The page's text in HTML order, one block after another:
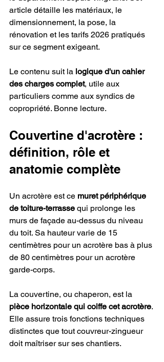
article détaille les matériaux, le
dimensionnement, la pose, la
rénovation et les tarifs 2026 pratiqués
sur ce segment exigeant.
Le contenu suit la logique d'un cahier
des charges complet, utile aux
particuliers comme aux syndics de
copropriété. Bonne lecture.
Couvertine d'acrotère :
définition, rôle et
anatomie complète
Un acrotère est ce muret périphérique
de toiture-terrasse qui prolonge les
murs de façade au-dessus du niveau
du toit. Sa hauteur varie de 15
centimètres pour un acrotère bas à plus
de 80 centimètres pour un acrotère
garde-corps.
La couvertine, ou chaperon, est la
pièce horizontale qui coiffe cet acrotère.
Elle assure trois fonctions techniques
distinctes que tout couvreur-zingueur
doit maîtriser sur ses chantiers.